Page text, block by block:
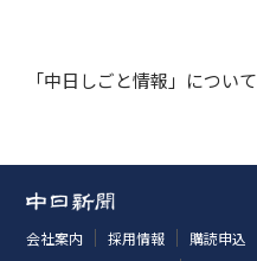
「中日しごと情報」について
会社案内 採用情報 購読申込